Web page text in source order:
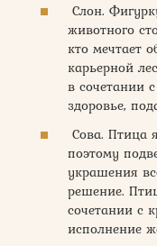
Слон.
животного
кто мечтает
карьерной
в сочетании
здоровье,
Сова. Птица
поэтому
украшения
решение.
сочетании с
исполнение